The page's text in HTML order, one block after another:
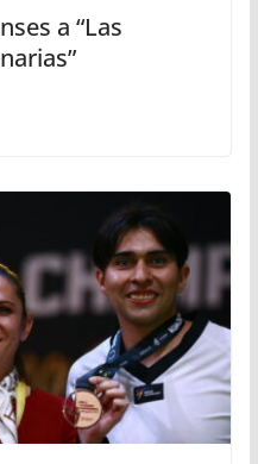
a “Las